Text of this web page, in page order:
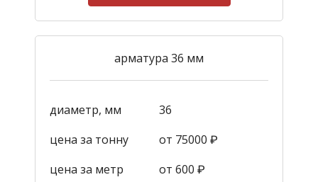
арматура 36 мм
диаметр, мм
36
цена за тонну
от 75000 ₽
цена за метр
от 600 ₽